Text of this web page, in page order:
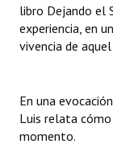
Entrega de
REFORMA DE LA
libro Dejando el
experiencia, en
vivencia de
En una
Luis relata cómo
momento.